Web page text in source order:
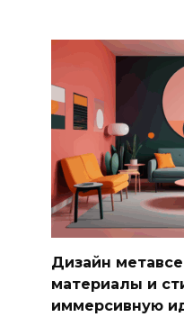
Дизайн
материалы и
иммерсивную